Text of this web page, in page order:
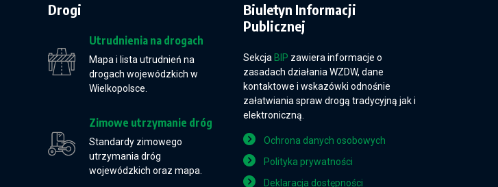
Drogi
Utrudnienia na drogach
Mapa i lista utrudnień na
drogach wojewódzkich w
Wielkopolsce.
Zimowe utrzymanie dróg
Standardy zimowego
utrzymania dróg
wojewódzkich oraz mapa.
Biuletyn Informacji
Publicznej
Sekcja BIP zawiera informacje o
zasadach działania WZDW, dane
kontaktowe i wskazówki odnośnie
załatwiania spraw drogą tradycyjną jak i
elektroniczną.
Ochrona danych osobowych
Polityka prywatności
Deklaracja dostępności